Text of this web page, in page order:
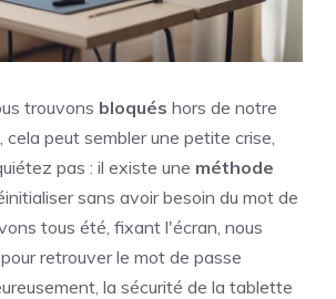
trouvons bloqués hors de notre
peut sembler une petite crise,
pas : il existe une méthode
sans avoir besoin du mot de
tous été, fixant l'écran, nous
retrouver le mot de passe
la sécurité de la tablette